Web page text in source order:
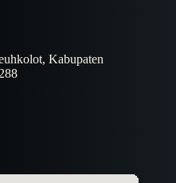
Kabupaten